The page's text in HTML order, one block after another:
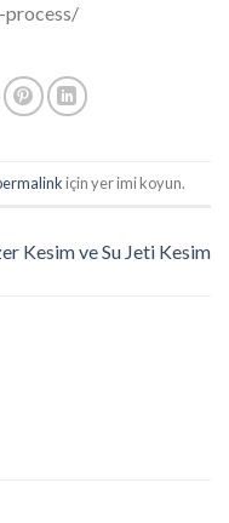
için yer imi koyun.
Kesim ve Su Jeti Kesim